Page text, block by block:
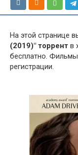
На этой странице
(2019)" торрент в
бесплатно.
регистрации.